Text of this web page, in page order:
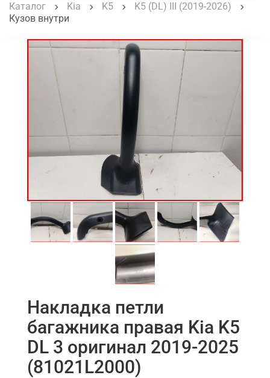
Каталог Kia K5
K5 (DL) III (2019-2026)
Кузов внутри
Накладка петли
багажника правая Kia K5
DL 3 оригинал 2019-2025
(81021L2000)